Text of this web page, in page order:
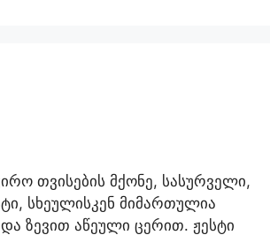
თვისების მქონე, სასურველი,
სხეულისკენ მიმართულია
ზევით აწეული ცერით. ჟესტი